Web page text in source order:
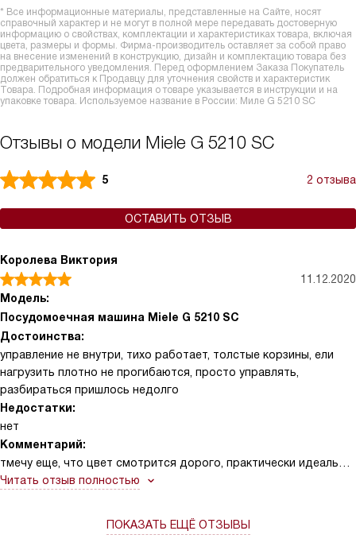
* Все информационные материалы, представленные на Сайте, носят
справочный характер и не могут в полной мере передавать достоверную
информацию о свойствах, комплектации и характеристиках товара, включая
цвета, размеры и формы. Фирма-производитель оставляет за собой право
на внесение изменений в конструкцию, дизайн и комплектацию товара без
предварительного уведомления. Перед оформлением Заказа Покупатель
должен обратиться к Продавцу для уточнения свойств и характеристик
Товара. Подробная информация о товаре указывается в инструкции и на
упаковке товара. Используемое название в России: Миле G 5210 SC
Отзывы о модели Miele G 5210 SC
5 2 отзыва
ОСТАВИТЬ ОТЗЫВ
Королева Виктория
11.12.2020
Модель:
Посудомоечная машина Miele G 5210 SC
Достоинства:
управление не внутри, тихо работает, толстые корзины, ели
нагрузить плотно не прогибаются, просто управлять,
разбираться пришлось недолго
Недостатки:
нет
Комментарий:
тмечу еще, что цвет смотрится дорого, практически идеально
подошел к гарнитуру, как один комплект смотрится,
итоге вышли из этой ситуации, не хуже смотрится
Читать отзыв полностью
ПОКАЗАТЬ ЕЩЁ ОТЗЫВЫ